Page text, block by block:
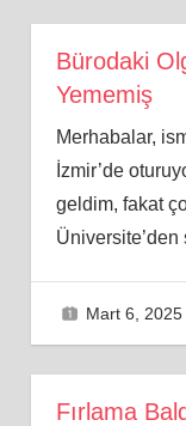
Bürodaki
Yememiş
Merhabalar,
İzmir’de
geldim, fakat
Üniversite’den
Mart 6, 2025
Fırlama